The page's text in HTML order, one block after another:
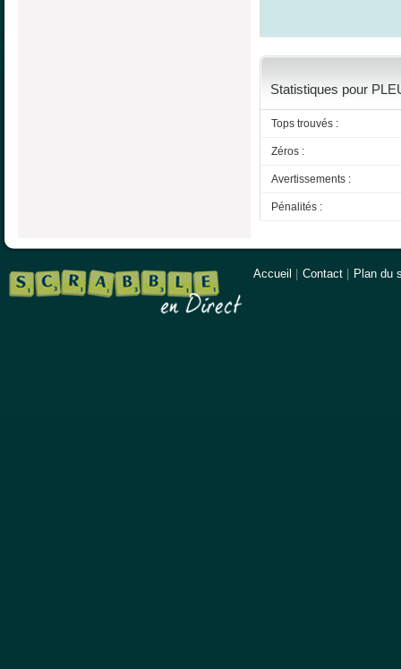
Statistiques pour
Tops trouvés :
Zéros :
Avertissements :
Pénalités :
Accueil Contact Plan du